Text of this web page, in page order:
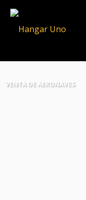
VENTA DE AERONAVES